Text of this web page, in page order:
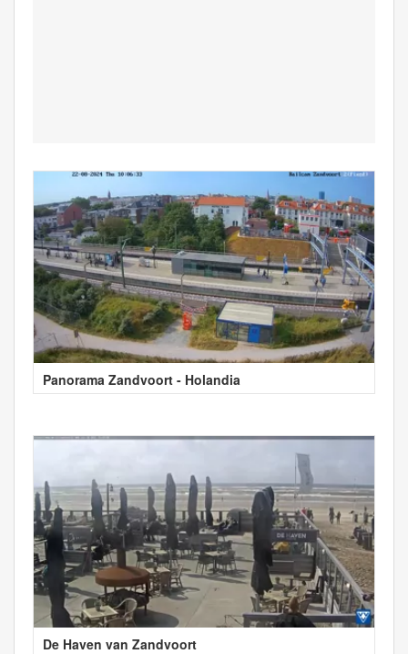
Panorama Zandvoort - Holandia
De Haven van Zandvoort